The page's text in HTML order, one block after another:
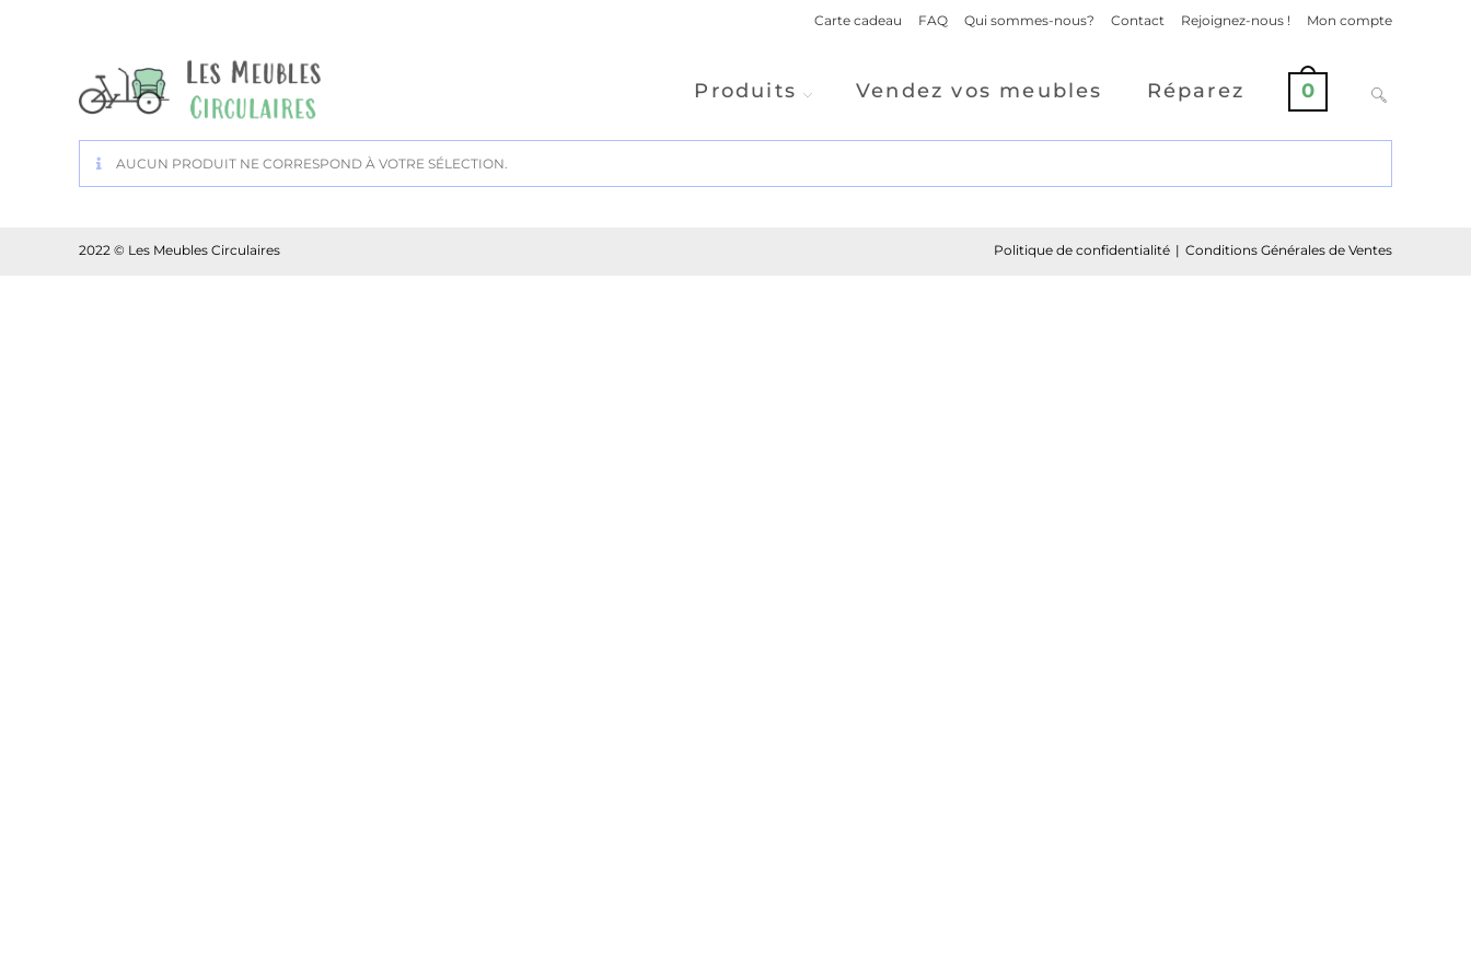
Carte cadeau FAQ Qui sommes-nous? Contact Rejoignez-nous ! Mon compte
Produits Vendez vos meubles Réparez 0
AUCUN PRODUIT NE CORRESPOND À VOTRE SÉLECTION.
Politique de confidentialité Conditions Générales de Ventes
2022 © Les Meubles Circulaires